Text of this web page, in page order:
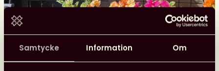
Samtycke Information Om
Glad sommar önskar kansliet